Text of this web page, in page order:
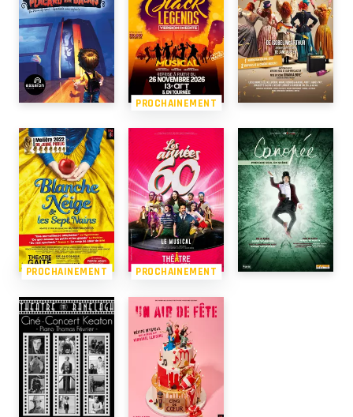
PROCHAINEMENT
PROCHAINEMENT PROCHAINEMENT